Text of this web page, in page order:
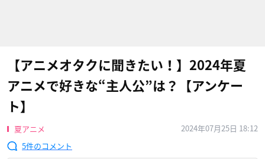
【アニメオタクに聞きたい！】2024年夏
アニメで好きな“主人公”は？【アンケー
ト】
夏アニメ
2024年07月25日 18:12
5